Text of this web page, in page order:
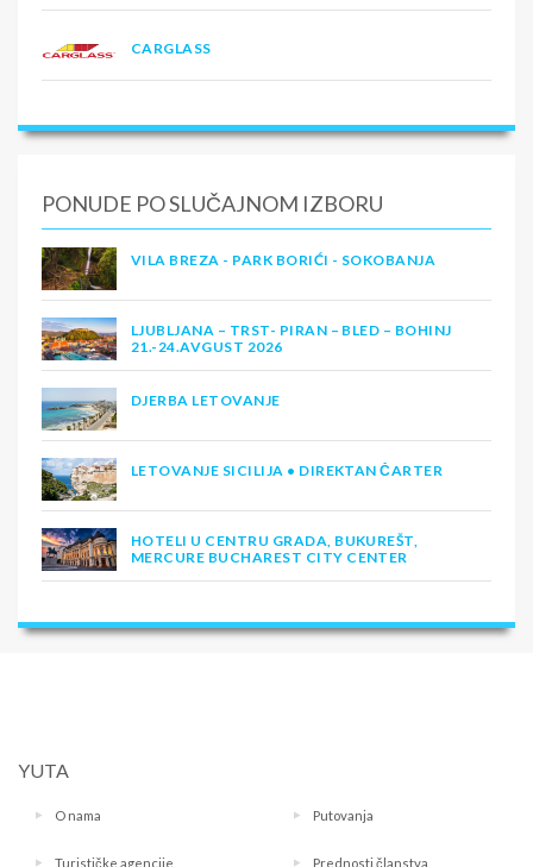
CARGLASS
PONUDE PO SLUČAJNOM IZBORU
VILA BREZA - PARK BORIĆI - SOKOBANJA
LJUBLJANA – TRST- PIRAN – BLED – BOHINJ
21.-24.AVGUST 2026
DJERBA LETOVANJE
LETOVANJE SICILIJA • DIREKTAN ČARTER
HOTELI U CENTRU GRADA, BUKUREŠT,
MERCURE BUCHAREST CITY CENTER
YUTA
O nama Putovanja
Turističke agencije Prednosti članstva